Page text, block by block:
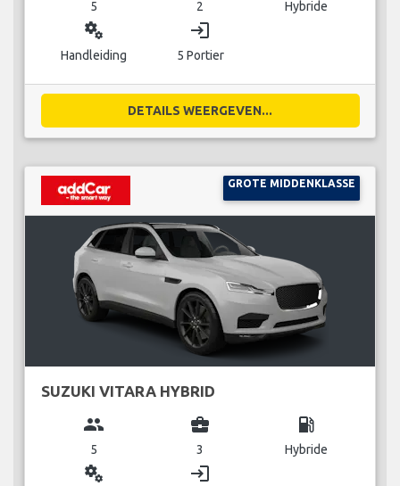
5 2 Hybride
miscellaneous_services
Handleiding
login
5 Portier
DETAILS WEERGEVEN...
GROTE MIDDENKLASSE
SUZUKI VITARA HYBRID
group
5
business_center
3
local_gas_station
Hybride
miscellaneous_services login